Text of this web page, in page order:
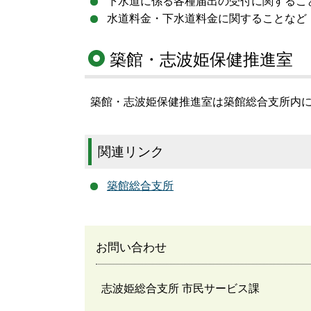
水道料金・下水道料金に関すること など
築館・志波姫保健推進室
築館・志波姫保健推進室は築館総合支所内
関連リンク
築館総合支所
お問い合わせ
志波姫総合支所 市民サービス課